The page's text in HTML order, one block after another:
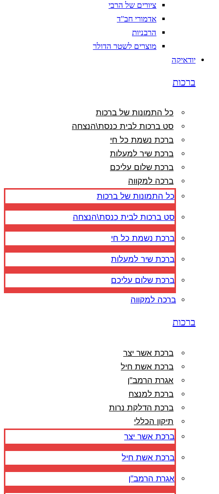
ציורים של הרבי
אדמורי חב"ד
הרבניות
מוצרים לשטר הדולר
יודאיקה
ברכות
כל התמונות של ברכות
סט ברכות לבית כנסת\הנצחה
ברכת נשמת כל חי
ברכת שיר למעלות
ברכת שלום עליכם
ברכה למקווה
כל התמונות של ברכות
סט ברכות לבית כנסת\הנצחה
ברכת נשמת כל חי
ברכת שיר למעלות
ברכת שלום עליכם
ברכה למקווה
ברכות
ברכת אשר יצר
ברכת אשת חיל
אגרת הרמב"ן
ברכת למנצח
ברכת הדלקת נרות
תיקון הכללי
ברכת אשר יצר
ברכת אשת חיל
אגרת הרמב"ן